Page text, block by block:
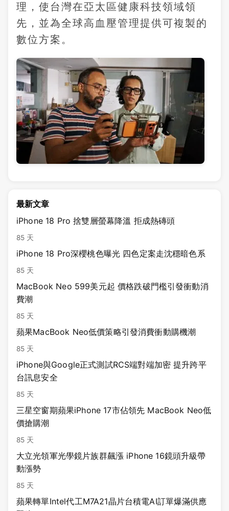
理，使台灣在亞太區健康科技領域領
先，並為全球高血壓管理提供可複製的
數位方案。
最新文章
iPhone 18 Pro 捨雙層螢幕降溫 拒成熱磚頭
85 天
iPhone 18 Pro深櫻桃色曝光 四色定案走沈穩暗色系
85 天
MacBook Neo 599美元起 價格跌破門檻引發衝動消
費潮
85 天
蘋果MacBook Neo低價策略引發消費衝動購機潮
85 天
iPhone與Google正式測試RCS端對端加密 提升跨平
台訊息安全
85 天
三星空窗期蘋果iPhone 17市佔領先 MacBook Neo低
價搶購潮
85 天
大立光領軍光學鏡片族群飆漲 iPhone 16鏡頭升級帶
動漲勢
85 天
蘋果轉單Intel代工M7A21晶片台積電AI訂單爆滿供應